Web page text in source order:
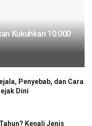
Kukuhkan 10.000
Penyebab, dan Cara
Dini
Kenali Jenis